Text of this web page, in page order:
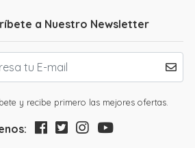
a Nuestro Newsletter
y recibe primero las mejores ofertas.